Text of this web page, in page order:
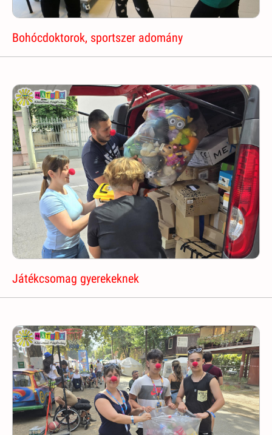
Bohócdoktorok, sportszer adomány
Játékcsomag gyerekeknek